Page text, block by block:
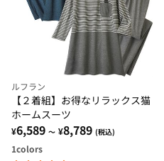
ルフラン
【２着組】お得なリラックス猫
ホームスーツ
¥6,589 ～ ¥8,789 (税込)
1colors